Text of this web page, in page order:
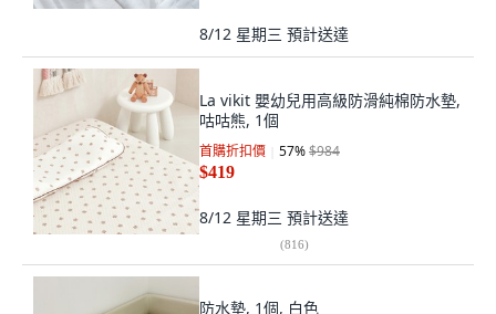
8/12 星期三 預計送達
La vikit 嬰幼兒用高級防滑純棉防水墊,
咕咕熊, 1個
首購折扣價 57%$984
$419
8/12 星期三 預計送達
(816)
防水墊, 1個, 白色